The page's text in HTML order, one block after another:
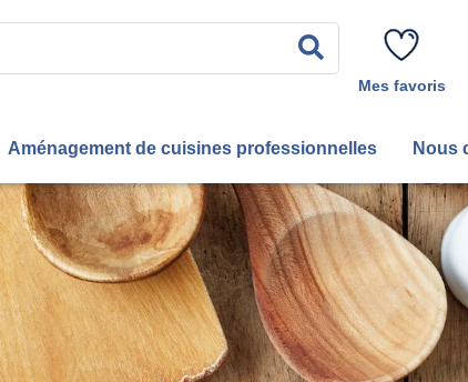
Rechercher
Mes favoris
Aménagement de cuisines professionnelles Nous